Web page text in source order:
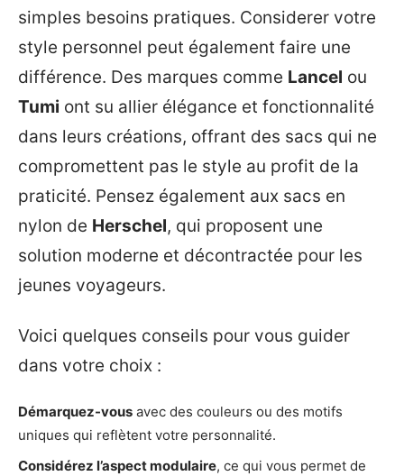
simples besoins pratiques. Considerer votre
style personnel peut également faire une
différence. Des marques comme Lancel ou
Tumi ont su allier élégance et fonctionnalité
dans leurs créations, offrant des sacs qui ne
compromettent pas le style au profit de la
praticité. Pensez également aux sacs en
nylon de Herschel, qui proposent une
solution moderne et décontractée pour les
jeunes voyageurs.
Voici quelques conseils pour vous guider
dans votre choix :
Démarquez-vous avec des couleurs ou des motifs
uniques qui reflètent votre personnalité.
Considérez l’aspect modulaire, ce qui vous permet de